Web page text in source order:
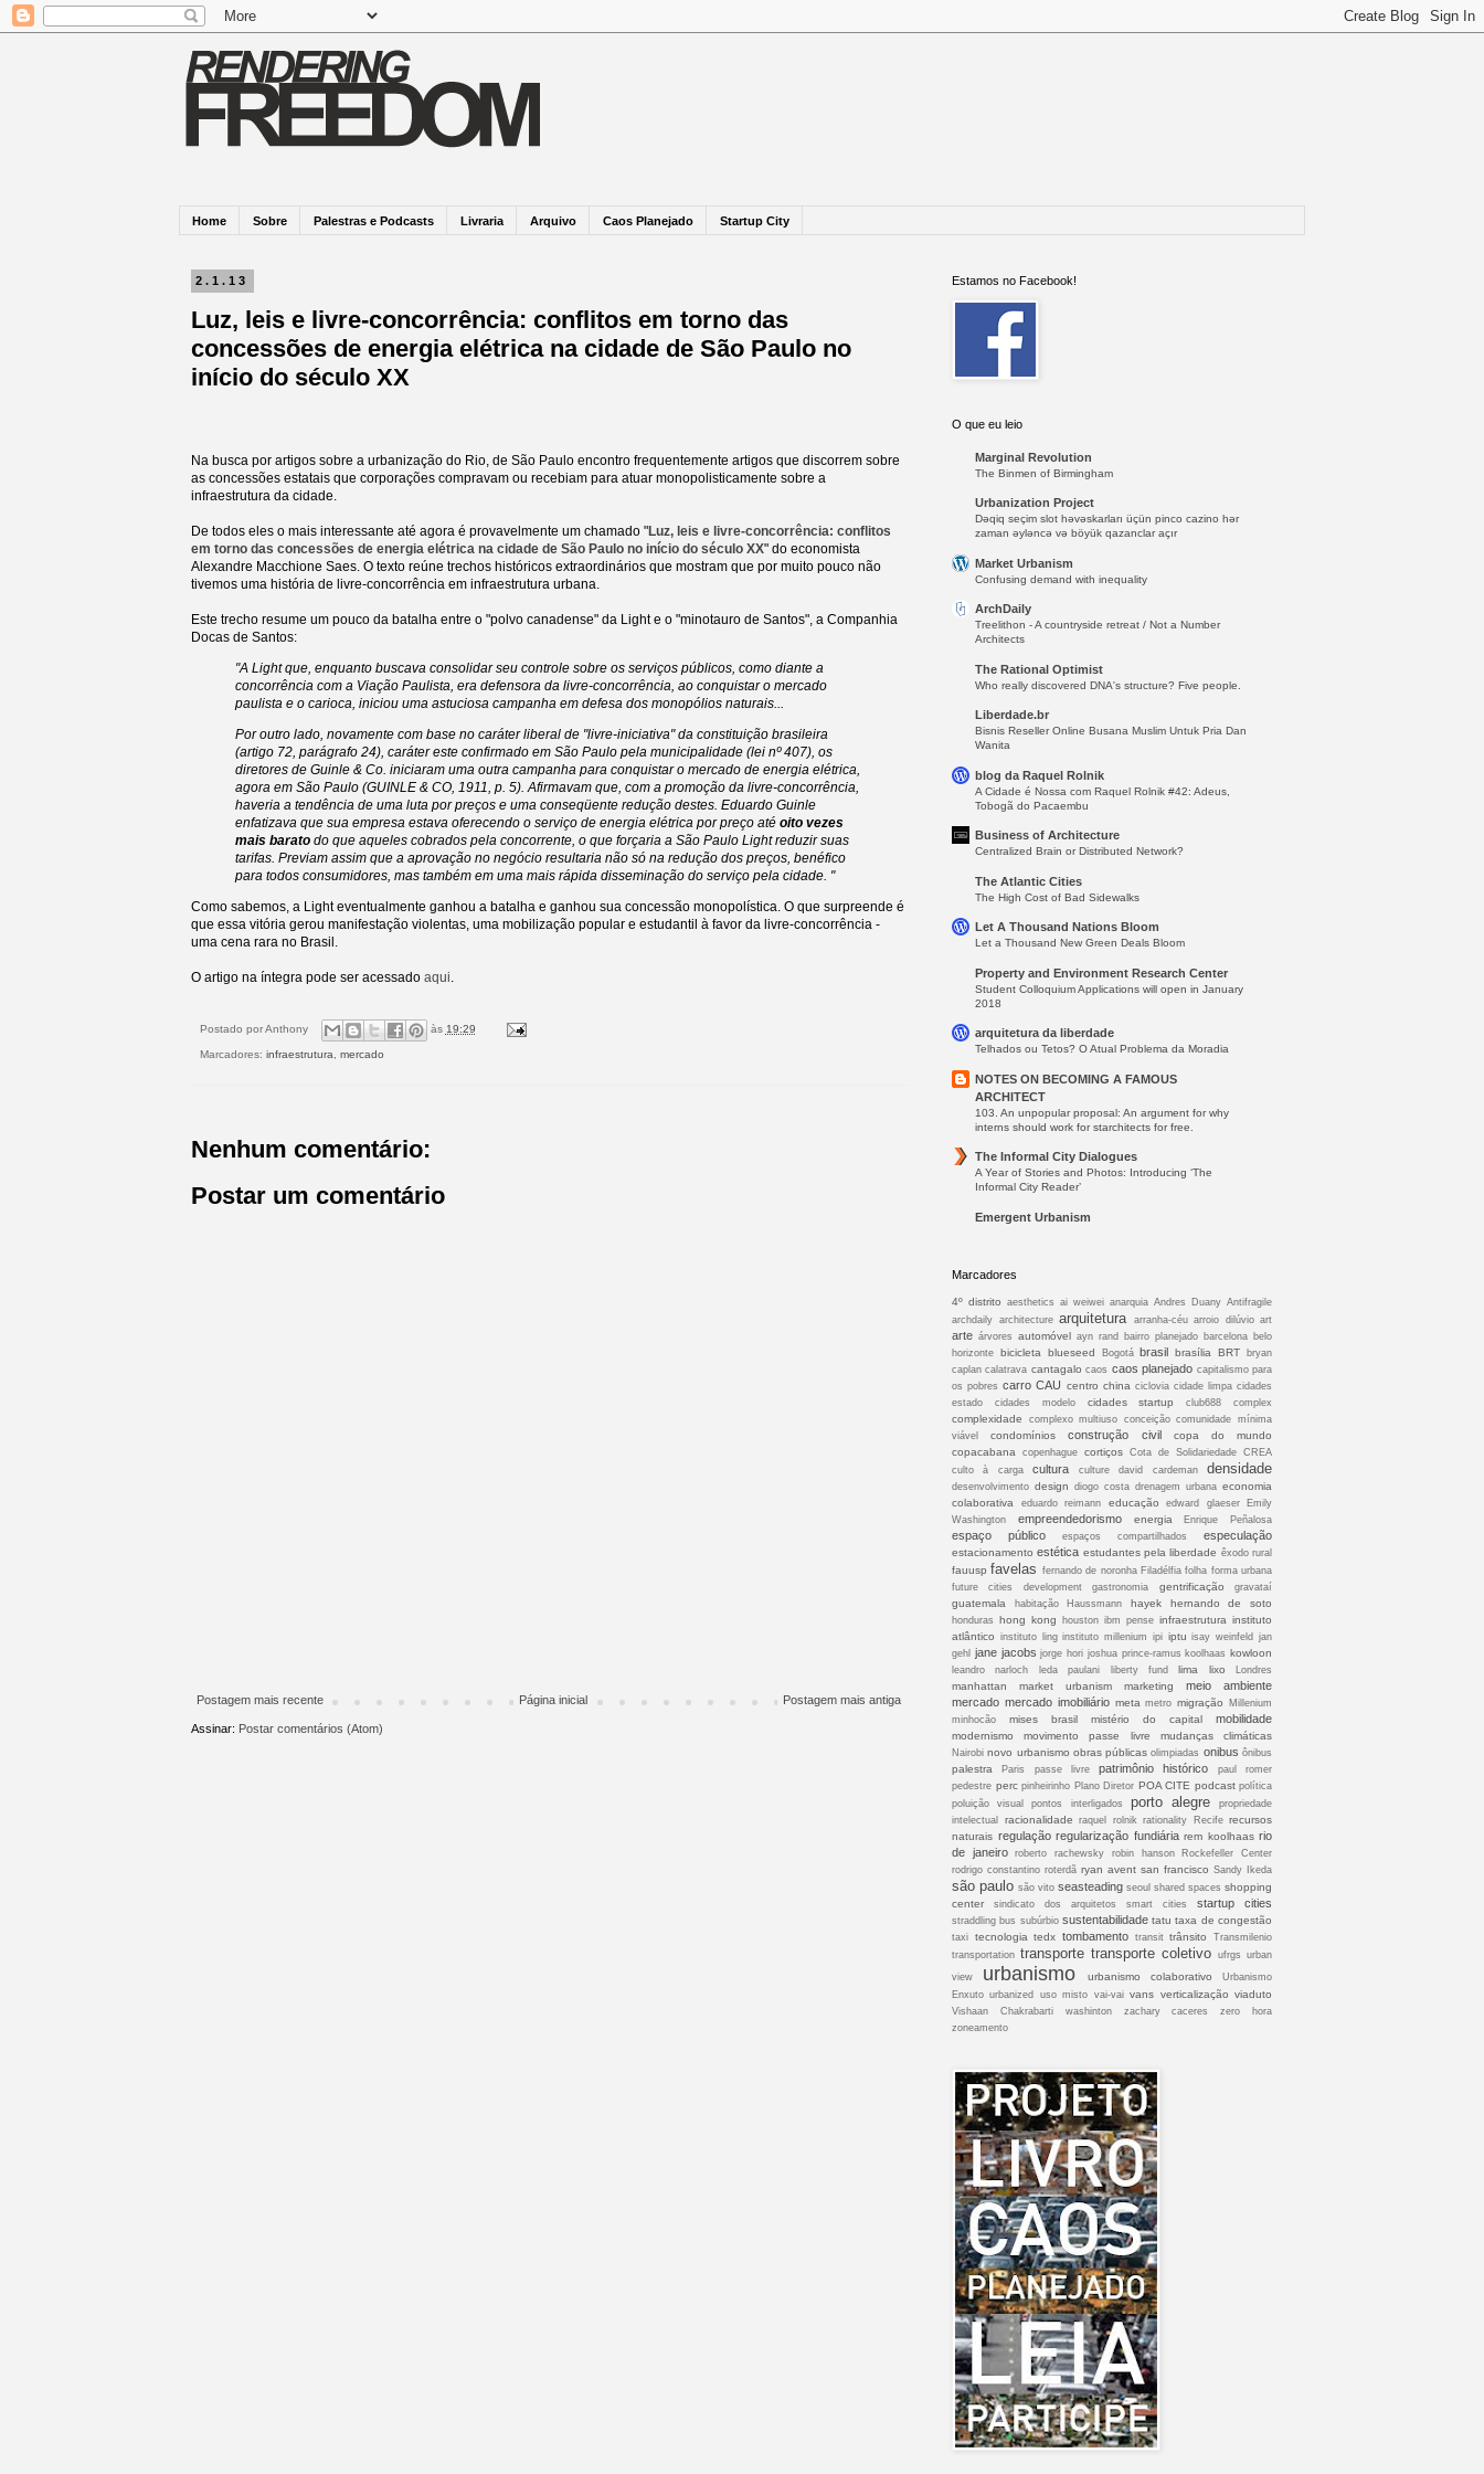
Home Sobre Palestras e Podcasts Livraria Arquivo Caos Planejado Startup City
2.1.13
Luz, leis e livre-concorrência: conflitos em torno das
concessões de energia elétrica na cidade de São Paulo no
início do século XX
Na busca por artigos sobre a urbanização do Rio, de São Paulo encontro frequentemente artigos que discorrem sobre
as concessões estatais que corporações compravam ou recebiam para atuar monopolisticamente sobre a
infraestrutura da cidade.
De todos eles o mais interessante até agora é provavelmente um chamado "Luz, leis e livre-concorrência: conflitos
em torno das concessões de energia elétrica na cidade de São Paulo no início do século XX" do economista
Alexandre Macchione Saes. O texto reúne trechos históricos extraordinários que mostram que por muito pouco não
tivemos uma história de livre-concorrência em infraestrutura urbana.
Este trecho resume um pouco da batalha entre o "polvo canadense" da Light e o "minotauro de Santos", a Companhia
Docas de Santos:
"A Light que, enquanto buscava consolidar seu controle sobre os serviços públicos, como diante a
concorrência com a Viação Paulista, era defensora da livre-concorrência, ao conquistar o mercado
paulista e o carioca, iniciou uma astuciosa campanha em defesa dos monopólios naturais...
Por outro lado, novamente com base no caráter liberal de "livre-iniciativa" da constituição brasileira
(artigo 72, parágrafo 24), caráter este confirmado em São Paulo pela municipalidade (lei nº 407), os
diretores de Guinle & Co. iniciaram uma outra campanha para conquistar o mercado de energia elétrica,
agora em São Paulo (GUINLE & CO, 1911, p. 5). Afirmavam que, com a promoção da livre-concorrência,
haveria a tendência de uma luta por preços e uma conseqüente redução destes. Eduardo Guinle
enfatizava que sua empresa estava oferecendo o serviço de energia elétrica por preço até oito vezes
mais barato do que aqueles cobrados pela concorrente, o que forçaria a São Paulo Light reduzir suas
tarifas. Previam assim que a aprovação no negócio resultaria não só na redução dos preços, benéfico
para todos consumidores, mas também em uma mais rápida disseminação do serviço pela cidade. "
Como sabemos, a Light eventualmente ganhou a batalha e ganhou sua concessão monopolística. O que surpreende é
que essa vitória gerou manifestação violentas, uma mobilização popular e estudantil à favor da livre-concorrência -
uma cena rara no Brasil.
O artigo na íntegra pode ser acessado aqui.
Postado porAnthony às 19:29
Marcadores: infraestrutura mercado
Nenhum comentário:
Postar um comentário
Postagem mais recente Postagem mais antiga
Página inicial
Assinar: Postar comentários (Atom)
Estamos no Facebook!
O que eu leio
Marginal Revolution
The Binmen of Birmingham
Urbanization Project
Dəqiq seçim slot həvəskarları üçün pinco cazino hər
zaman əyləncə və böyük qazanclar açır
Market Urbanism
Confusing demand with inequality
ArchDaily
Treelithon - A countryside retreat / Not a Number
Architects
The Rational Optimist
Who really discovered DNA's structure? Five people.
Liberdade.br
Bisnis Reseller Online Busana Muslim Untuk Pria Dan
Wanita
blog da Raquel Rolnik
A Cidade é Nossa com Raquel Rolnik #42: Adeus,
Tobogã do Pacaembu
Business of Architecture
Centralized Brain or Distributed Network?
The Atlantic Cities
The High Cost of Bad Sidewalks
Let A Thousand Nations Bloom
Let a Thousand New Green Deals Bloom
Property and Environment Research Center
Student Colloquium Applications will open in January
2018
arquitetura da liberdade
Telhados ou Tetos? O Atual Problema da Moradia
NOTES ON BECOMING A FAMOUS
ARCHITECT
103. An unpopular proposal: An argument for why
interns should work for starchitects for free.
The Informal City Dialogues
A Year of Stories and Photos: Introducing ‘The
Informal City Reader’
Emergent Urbanism
Marcadores
4º distrito aesthetics ai weiwei anarquia Andres Duany Antifragile
archdaily architecture arquitetura arranha-céu arroio dilúvio art
arte árvores automóvel ayn rand bairro planejado barcelona belo
horizonte bicicleta blueseed Bogotá brasil brasília BRT
bryan
caplan calatrava cantagalo caos caos planejado capitalismo para
os pobres carro CAU centro china ciclovia cidade limpa cidades
estado
cidades modelo cidades startup club688 complex
complexidade complexo multiuso conceição comunidade mínima
viável
condomínios construção civil
copa do mundo
copacabana
copenhague cortiços Cota de Solidariedade CREA
culto à carga
cultura culture david cardeman densidade
desenvolvimento design diogo costa drenagem urbana economia
colaborativa
eduardo reimann educação edward glaeser
Emily
Washington
empreendedorismo energia Enrique Peñalosa
espaço público espaços compartilhados especulação
estacionamento estética estudantes pela liberdade êxodo rural
fauusp favelas fernando de noronha Filadélfia folha forma urbana
future cities development
gastronomia gentrificação gravataí
guatemala habitação Haussmann hayek hernando de soto
honduras hong kong houston ibm pense infraestrutura instituto
atlântico instituto ling instituto millenium ipi iptu isay weinfeld
jan
gehl jane jacobs jorge hori joshua prince-ramus koolhaas kowloon
leandro narloch leda paulani liberty fund lima lixo Londres
manhattan market urbanism marketing
meio ambiente
mercado mercado imobiliário meta metro migração
Millenium
minhocão
mises brasil mistério do capital mobilidade
modernismo movimento passe livre mudanças climáticas
Nairobi novo urbanismo obras públicas olimpiadas onibus ônibus
palestra Paris passe livre patrimônio histórico
paul romer
pedestre perc pinheirinho Plano Diretor POA CITE podcast política
poluição visual
pontos interligados porto alegre
propriedade
intelectual
racionalidade raquel rolnik rationality Recife recursos
naturais regulação regularização fundiária rem koolhaas rio
de janeiro
roberto rachewsky robin hanson
Rockefeller Center
rodrigo constantino roterdã ryan avent san francisco Sandy Ikeda
são paulo são vito seasteading seoul shared spaces shopping
center
sindicato dos arquitetos smart cities startup cities
straddling bus subúrbio sustentabilidade tatu taxa de congestão
taxi tecnologia tedx tombamento transit trânsito
Transmilenio
transportation transporte transporte coletivo ufrgs urban
view
urbanismo urbanismo colaborativo
Urbanismo
Enxuto urbanized uso misto vai-vai vans verticalização viaduto
Vishaan Chakrabarti washinton zachary caceres
zero hora
zoneamento